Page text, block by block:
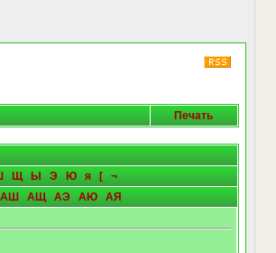
Печать
Щ Ы Э Ю я [
¬
АШ АЩ АЭ АЮ АЯ